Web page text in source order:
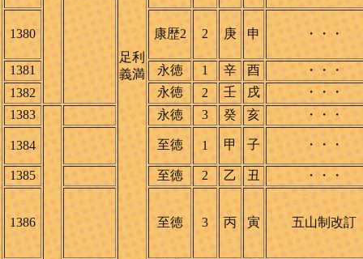
足利
義満
1380 康歴2 2 庚 申 ・・・
1381 永徳 1 辛 酉
・・・
1382
永徳 2 壬 戌
・・・
1383
永徳 3 癸 亥 ・・・
1384 至徳 1 甲 子 ・・・
1385 至徳 2 乙 丑 ・・・
1386 至徳 3 丙 寅 五山制改訂